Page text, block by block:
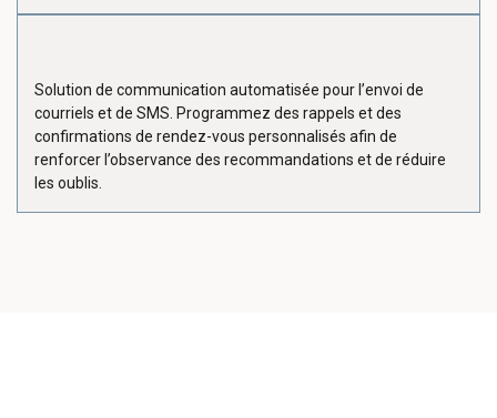
Solution de communication automatisée pour l’envoi de
courriels et de SMS. Programmez des rappels et des
confirmations de rendez-vous personnalisés afin de
renforcer l’observance des recommandations et de réduire
les oublis.